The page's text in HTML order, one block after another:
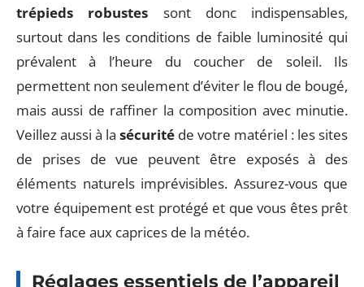
trépieds robustes sont donc indispensables,
surtout dans les conditions de faible luminosité qui
prévalent à l’heure du coucher de soleil. Ils
permettent non seulement d’éviter le flou de bougé,
mais aussi de raffiner la composition avec minutie.
Veillez aussi à la sécurité de votre matériel : les sites
de prises de vue peuvent être exposés à des
éléments naturels imprévisibles. Assurez-vous que
votre équipement est protégé et que vous êtes prêt
à faire face aux caprices de la météo.
Réglages essentiels de l’appareil